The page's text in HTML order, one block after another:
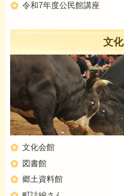
令和7年度公民館講座
文化
文化会館
図書館
郷土資料館